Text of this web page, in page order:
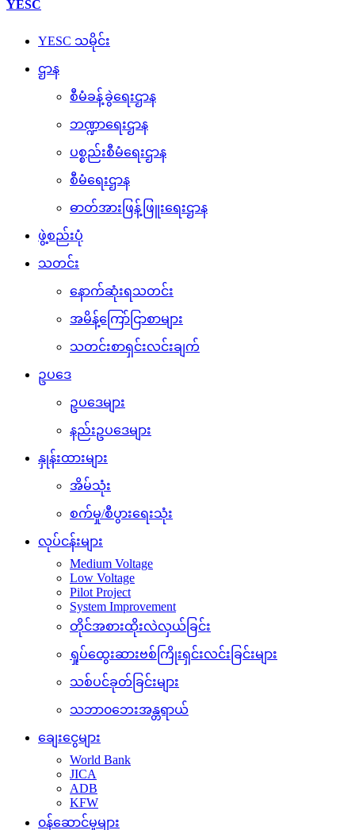
YESC
YESC သမိုင်း
ဌာန
စီမံခန့်ခွဲရေးဌာန
ဘဏ္ဍာရေးဌာန
ပစ္စည်းစီမံရေးဌာန
စီမံရေးဌာန
ဓာတ်အားဖြန့်ဖြူးရေးဌာန
ဖွဲ့စည်းပုံ
သတင်း
နောက်ဆုံးရသတင်း
အမိန့်ကြော်ငြာစာများ
သတင်းစာရှင်းလင်းချက်
ဥပဒေ
ဥပဒေများ
နည်းဥပဒေများ
နှုန်းထားများ
အိမ်သုံး
စက်မှု/စီပွားရေးသုံး
လုပ်ငန်းများ
Medium Voltage
Low Voltage
Pilot Project
System Improvement
တိုင်အစားထိုးလဲလှယ်ခြင်း
ရှုပ်ထွေးဆားဗစ်ကြိုးရှင်းလင်းခြင်းများ
သစ်ပင်ခုတ်ခြင်းများ
သဘာ၀ဘေးအန္တရာယ်
ချေးငွေများ
World Bank
JICA
ADB
KFW
၀န်ဆောင်မှုများ